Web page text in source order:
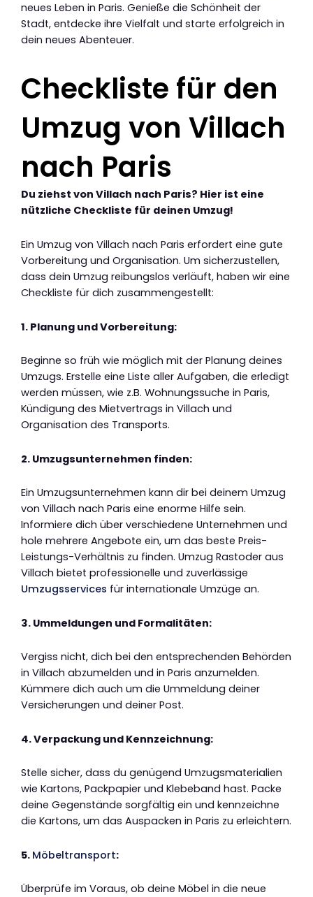
neues Leben in Paris. Genieße die Schönheit der
Stadt, entdecke ihre Vielfalt und starte erfolgreich in
dein neues Abenteuer.
Checkliste für den
Umzug von Villach
nach Paris
Du ziehst von Villach nach Paris? Hier ist eine
nützliche Checkliste für deinen Umzug!
Ein Umzug von Villach nach Paris erfordert eine gute
Vorbereitung und Organisation. Um sicherzustellen,
dass dein Umzug reibungslos verläuft, haben wir eine
Checkliste für dich zusammengestellt:
1. Planung und Vorbereitung:
Beginne so früh wie möglich mit der Planung deines
Umzugs. Erstelle eine Liste aller Aufgaben, die erledigt
werden müssen, wie z.B. Wohnungssuche in Paris,
Kündigung des Mietvertrags in Villach und
Organisation des Transports.
2. Umzugsunternehmen finden:
Ein Umzugsunternehmen kann dir bei deinem Umzug
von Villach nach Paris eine enorme Hilfe sein.
Informiere dich über verschiedene Unternehmen und
hole mehrere Angebote ein, um das beste Preis-
Leistungs-Verhältnis zu finden. Umzug Rastoder aus
Villach bietet professionelle und zuverlässige
Umzugsservices für internationale Umzüge an.
3. Ummeldungen und Formalitäten:
Vergiss nicht, dich bei den entsprechenden Behörden
in Villach abzumelden und in Paris anzumelden.
Kümmere dich auch um die Ummeldung deiner
Versicherungen und deiner Post.
4. Verpackung und Kennzeichnung:
Stelle sicher, dass du genügend Umzugsmaterialien
wie Kartons, Packpapier und Klebeband hast. Packe
deine Gegenstände sorgfältig ein und kennzeichne
die Kartons, um das Auspacken in Paris zu erleichtern.
5. Möbeltransport:
Überprüfe im Voraus, ob deine Möbel in die neue